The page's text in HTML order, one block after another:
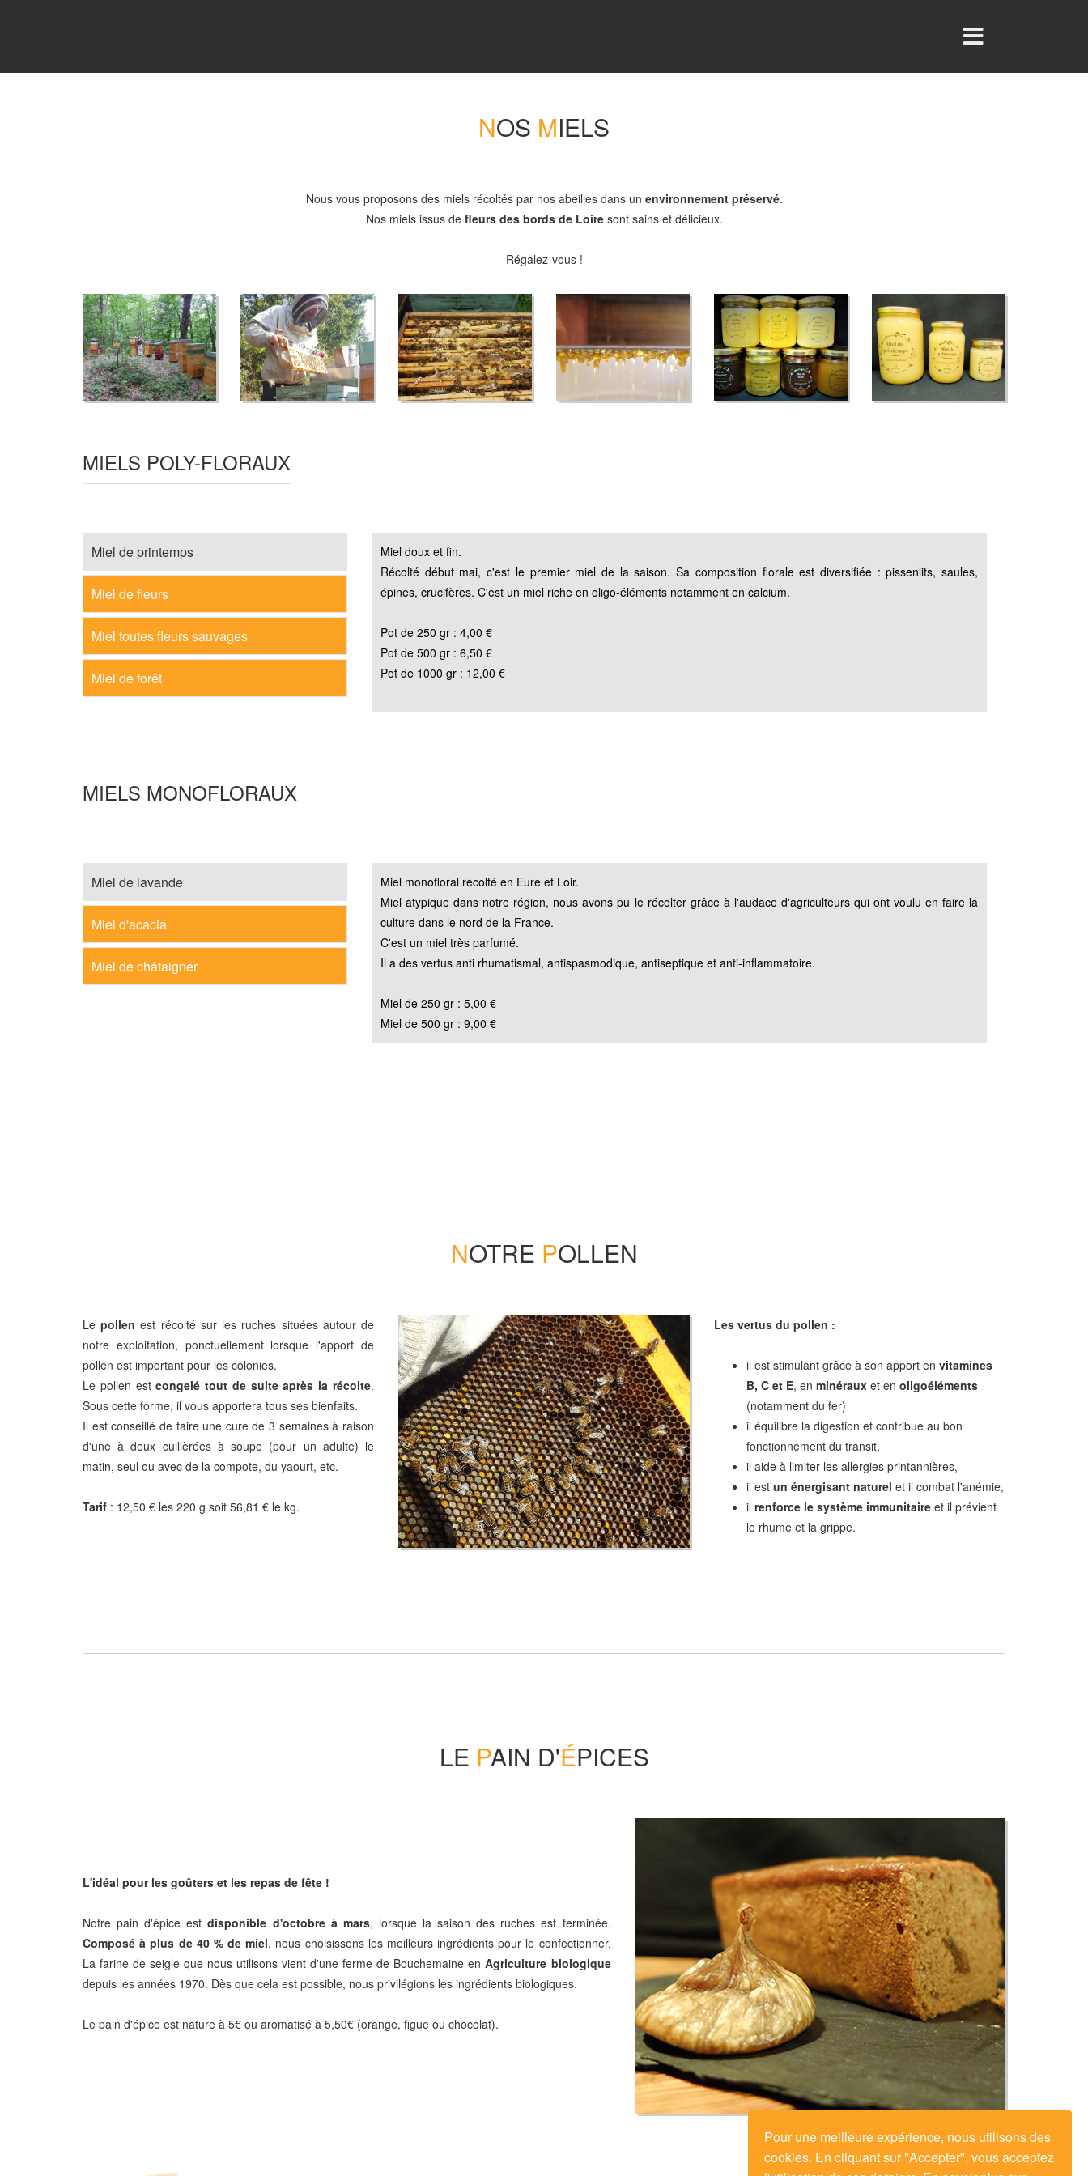
NOS MIELS
Nous vous proposons des miels récoltés par nos abeilles dans un environnement préservé.
Nos miels issus de fleurs des bords de Loiresont sains et délicieux.
Régalez-vous !
MIELS POLY-FLORAUX
Miel de printemps
Miel de fleurs
Miel toutes fleurs sauvages
Miel de forêt
Miel doux et fin.
Récolté début mai, c'est le premier miel de la saison. Sa composition florale est diversifiée : pissenlits, saules,
épines, crucifères. C'est un miel riche en oligo-éléments notamment en calcium.
Pot de 250 gr : 4,00 €
Pot de 500 gr : 6,50 €
Pot de 1000 gr : 12,00 €
MIELS MONOFLORAUX
Miel de lavande
Miel d'acacia
Miel de châtaigner
Miel monofloral récolté en Eure et Loir.
Miel atypique dans notre région, nous avons pu le récolter grâce à l'audace d'agriculteurs qui ont voulu en faire la
culture dans le nord de la France.
C'est un miel très parfumé.
Il a des vertus anti rhumatismal, antispasmodique, antiseptique et anti-inflammatoire.
Miel de 250 gr : 5,00 €
Miel de 500 gr : 9,00 €
NOTRE POLLEN
Lepollen est récolté sur les ruches situées autour de
notre exploitation, ponctuellement lorsque l'apport de
pollen est important pour les colonies.
Le pollen estcongelé tout de suite après la récolte.
Sous cette forme, il vous apportera tous ses bienfaits.
Il est conseillé de faire une cure de 3 semaines à raison
d'une à deux cuillèrées à soupe (pour un adulte) le
matin, seul ou avec de la compote, du yaourt, etc.
Tarif : 12,50 € les 220 g soit 56,81 € le kg.
Les vertus du pollen :
il est stimulant grâce à son apport en vitamines
B, C et E, en minéraux et en oligoéléments
(notamment du fer)
il équilibre la digestion et contribue au bon
fonctionnement du transit,
il aide à limiter les allergies printannières,
il est un énergisant naturel et il combat l'anémie,
il renforce le système immunitaire et il prévient
le rhume et la grippe.
LE PAIN D'ÉPICES
L'idéal pour les goûters et les repas de fête !
Notre pain d'épice estdisponible d'octobre à mars, lorsque la saison des ruches est terminée.
Composé à plus de 40 % de miel, nous choisissons les meilleurs ingrédients pour le confectionner.
La farine de seigle que nous utilisons vient d'une ferme de Bouchemaine enAgriculture biologique
depuis les années 1970. Dès que cela est possible, nous privilégions les ingrédients biologiques.
Le pain d'épice est nature à 5€ ou aromatisé à 5,50€ (orange, figue ou chocolat).
Pour une meilleure expérience, nous utilisons des
cookies. En cliquant sur "Accepter", vous acceptez